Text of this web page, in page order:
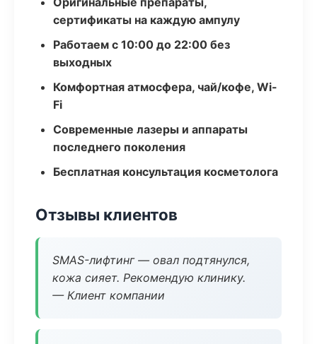
сертификаты на каждую ампулу
Работаем с 10:00 до 22:00 без
выходных
Комфортная атмосфера, чай/кофе, Wi-
Fi
Современные лазеры и аппараты
последнего поколения
Бесплатная консультация косметолога
Отзывы клиентов
SMAS-лифтинг — овал подтянулся,
кожа сияет. Рекомендую клинику.
— Клиент компании